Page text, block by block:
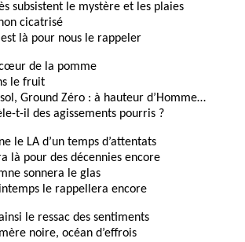
subsistent le mystère et les plaies
cicatrisé
est là pour nous le rappeler
de la pomme
le fruit
Ground Zéro : à hauteur d’Homme…
t-il des agissements pourris ?
le LA d’un temps d’attentats
là pour des décennies encore
sonnera le glas
le rappellera encore
le ressac des sentiments
noire, océan d’effrois